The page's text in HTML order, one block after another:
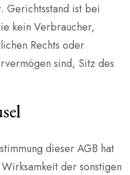
Gerichtsstand ist bei
kein Verbraucher,
Rechts oder
sind, Sitz des
dieser AGB hat
der sonstigen